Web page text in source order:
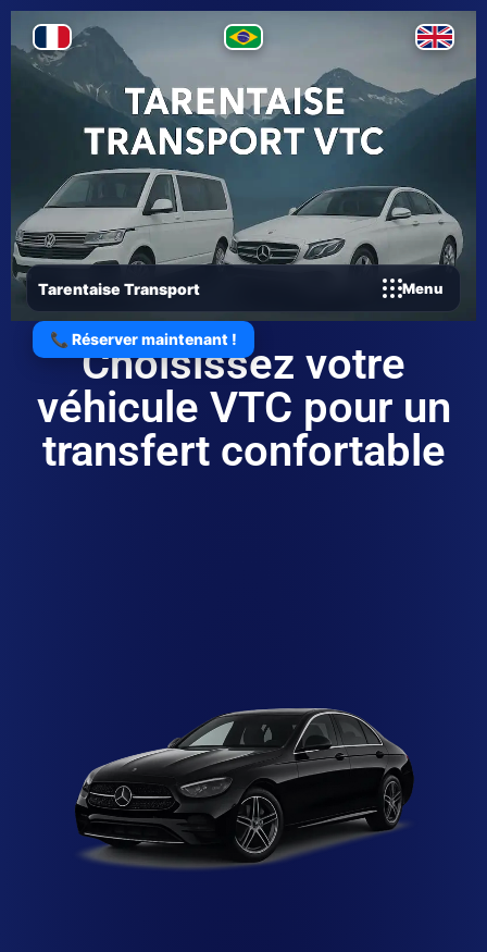
📞 Réserver maintenant !
Tarentaise Transport Menu
Choisissez votre
véhicule VTC pour un
transfert confortable